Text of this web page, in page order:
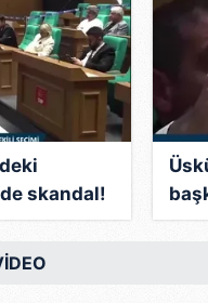
skandal!
Parti'nin
"G"